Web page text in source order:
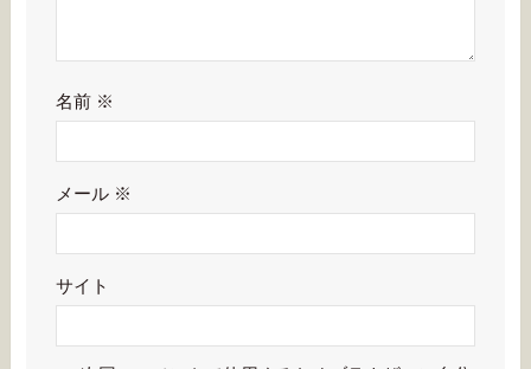
名前 ※
メール ※
サイト